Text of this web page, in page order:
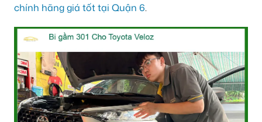
chính hãng giá tốt tại Quận 6.